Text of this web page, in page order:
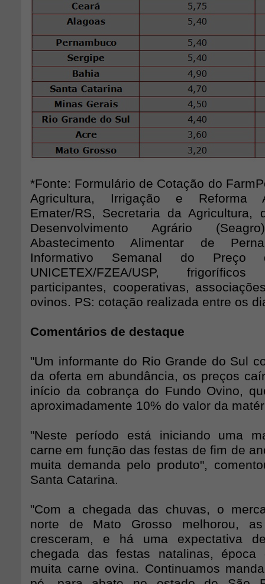
*Fonte: Formulário de Cotação do
Agricultura, Irrigação e Reforma
Emater/RS, Secretaria da Agricultura,
Desenvolvimento Agrário
Abastecimento Alimentar de
Informativo Semanal do
UNICETEX/FZEA/USP,
participantes, cooperativas,
ovinos. PS: cotação realizada entre os
Comentários de destaque
"Um informante do Rio Grande do Sul
da oferta em abundância, os preços
início da cobrança do Fundo Ovino,
aproximadamente 10% do valor da
"Neste período está iniciando uma
carne em função das festas de fim de
muita demanda pelo produto",
Santa Catarina.
"Com a chegada das chuvas, o
norte de Mato Grosso melhorou,
cresceram, e há uma expectativa
chegada das festas natalinas, época
muita carne ovina. Continuamos